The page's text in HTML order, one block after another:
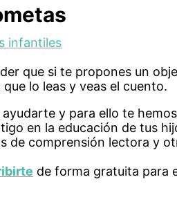
infantiles
que si te propones un
lo leas y veas el cuento.
ayudarte y para ello te
en la educación de tus
de comprensión lectora y
de forma gratuita para